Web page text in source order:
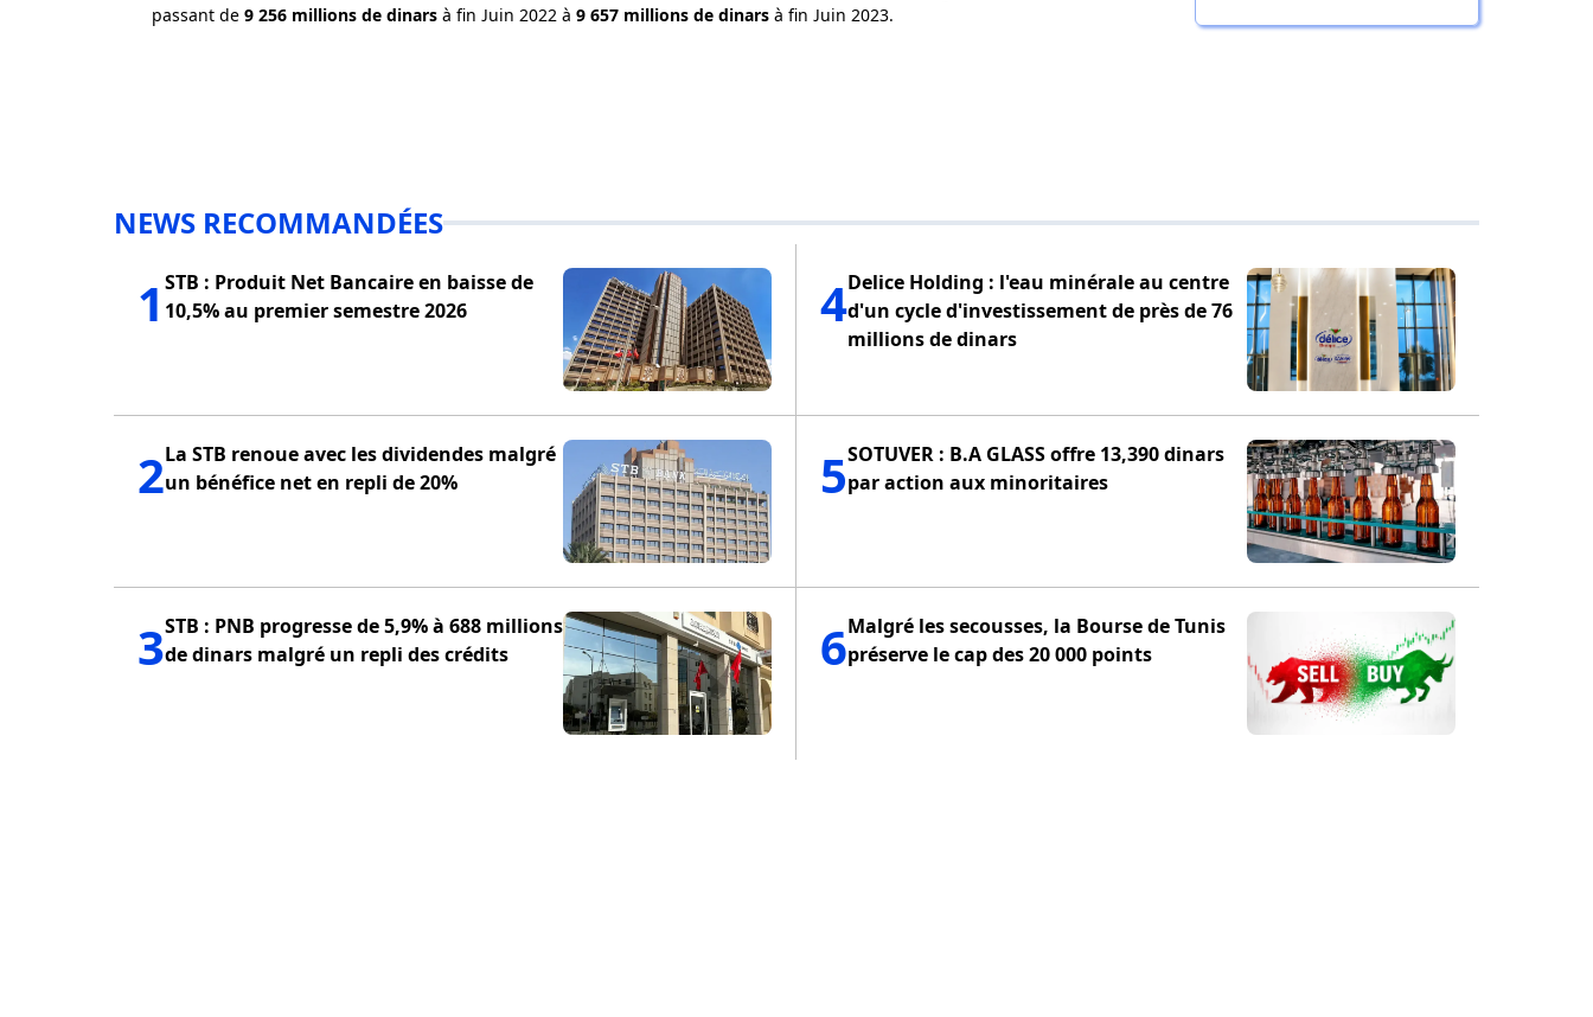
passant de 9 256 millions de dinars à fin Juin 2022 à 9 657 millions de dinars à fin Juin 2023.
NEWS RECOMMANDÉES
1 STB : Produit Net Bancaire en baisse de
10,5% au premier semestre 2026
2La STB renoue avec les dividendes malgré
un bénéfice net en repli de 20%
3STB : PNB progresse de 5,9% à 688 millions
de dinars malgré un repli des crédits
4Delice Holding : l'eau minérale au centre
d'un cycle d'investissement de près de 76
millions de dinars
5SOTUVER : B.A GLASS offre 13,390 dinars
par action aux minoritaires
6Malgré les secousses, la Bourse de Tunis
préserve le cap des 20 000 points